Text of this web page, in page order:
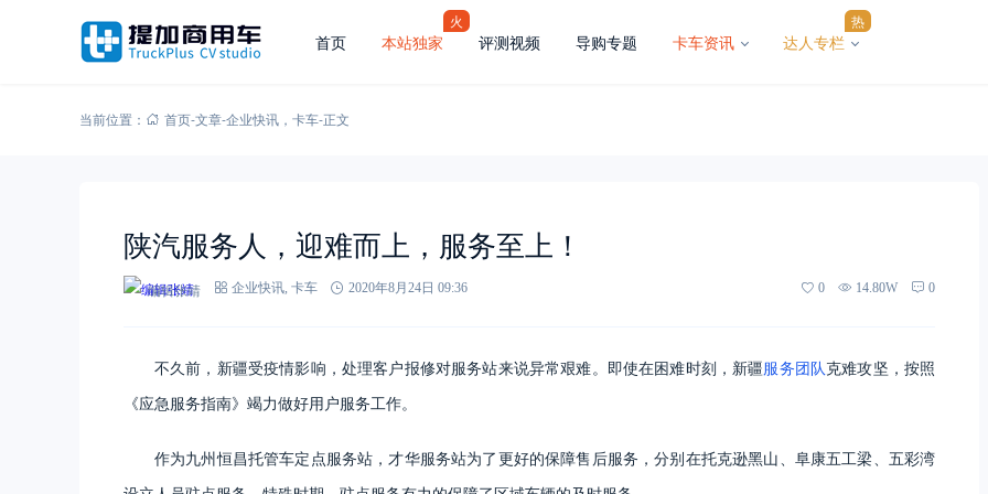
首页 本站独家
火
评测视频 导购专题 卡车资讯 达人专栏
热
当前位置： 首页-文章-企业快讯 ， 卡车-正文
陕汽服务人，迎难而上，服务至上！
编辑张靖 企业快讯 卡车 2020年8月24日 09:36 0 14.80W 0
不久前，新疆受疫情影响，处理客户报修对服务站来说异常艰难。即使在困难时刻，新疆服务团队克难攻坚，按照
《应急服务指南》竭力做好用户服务工作。
作为九州恒昌托管车定点服务站，才华服务站为了更好的保障售后服务，分别在托克逊黑山、阜康五工梁、五彩湾